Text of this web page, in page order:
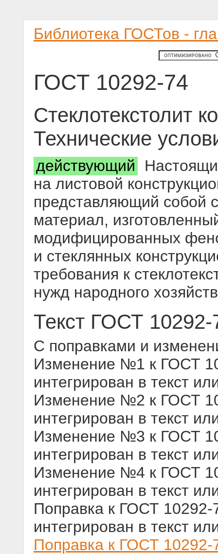
Библиотека ГОСТов -
ГОСТ 10292-74
Стеклотекстолит
Технические
действующий
на листовой
представляющий собой
материал,
модифицированных
и стеклянных
требования к
нужд народного
Текст ГОСТ 10292-
С поправками и
Изменение №1 к ГОСТ
интегрирован в текст
Изменение №2 к ГОСТ
интегрирован в текст
Изменение №3 к ГОСТ
интегрирован в текст
Изменение №4 к ГОСТ
интегрирован в текст
Поправка к ГОСТ 10292-
интегрирован в текст
Поправка к ГОСТ 10292-